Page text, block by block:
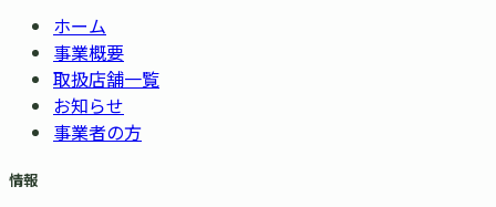
ホーム
事業概要
取扱店舗一覧
お知らせ
事業者の方
情報